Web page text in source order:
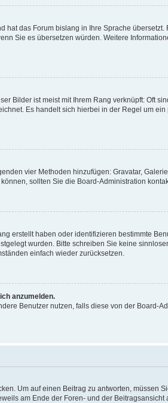
das Forum bislang in Ihre Sprache
Sie es übersetzen würden. Weitere
Bilder ist meist mit Ihrem Rang verknüpft: Oft
Es handelt sich hierbei in der Regel um
vier Methoden hinzufügen: Gravatar,
sollten Sie die Board-Administration
erstellt haben oder identifizieren bestimmte
wurden. Bitte schreiben Sie keine
einfach wieder zurücksetzen.
anzumelden.
Benutzer nutzen, falls diese von der Board-
Um auf einen Beitrag zu antworten, müssen
am Ende der Foren- und der Beitragsansicht